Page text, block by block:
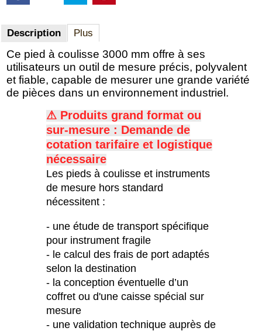
Description Plus
Ce pied à coulisse 3000 mm offre à ses
utilisateurs un outil de mesure précis, polyvalent
et fiable, capable de mesurer une grande variété
de pièces dans un environnement industriel.
⚠ Produits grand format ou
sur-mesure : Demande de
cotation tarifaire et logistique
nécessaire
Les pieds à coulisse et instruments
de mesure hors standard
nécessitent :
- une étude de transport spécifique
pour instrument fragile
- le calcul des frais de port adaptés
selon la destination
- la conception éventuelle d’un
coffret ou d'une caisse spécial sur
mesure
- une validation technique auprès de